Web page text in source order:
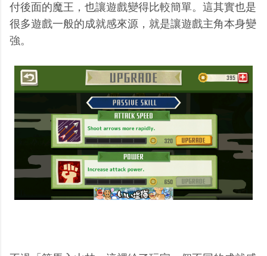
付後面的魔王，也讓遊戲變得比較簡單。這其實也是
很多遊戲一般的成就感來源，就是讓遊戲主角本身變
強。